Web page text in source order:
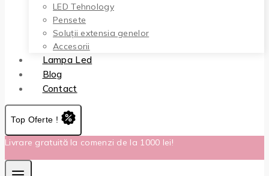
LED Tehnology
Pensete
Soluții extensia genelor
Accesorii
Lampa Led
Blog
Contact
Top Oferte !
Livrare gratuită la comenzi de la 1000 lei!